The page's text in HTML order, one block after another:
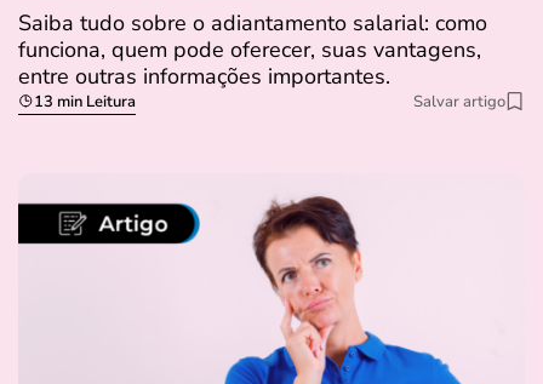
Saiba tudo sobre o adiantamento salarial: como
funciona, quem pode oferecer, suas vantagens,
entre outras informações importantes.
13 min Leitura Salvar artigo